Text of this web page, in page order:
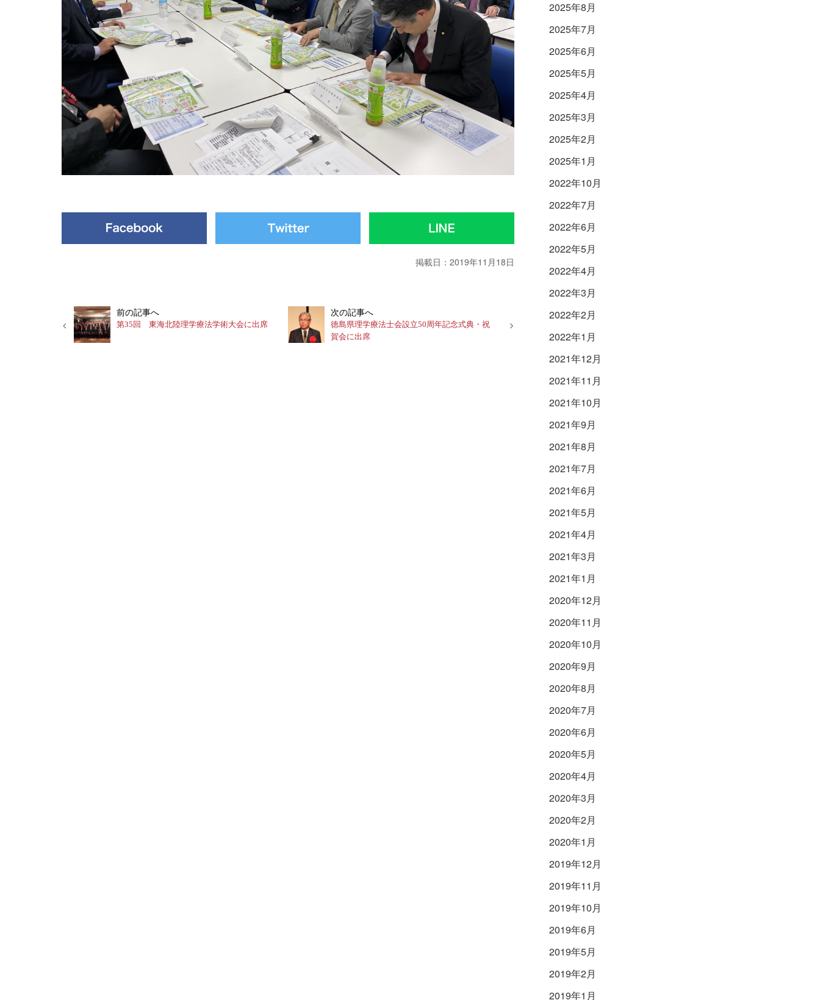
掲載日：2019年11月18日
前の記事へ
第35回 東海北陸理学療法学術大会に出席
次の記事へ
徳島県理学療法士会設立50周年記念式典・祝
賀会に出席
2025年8月
2025年7月
2025年6月
2025年5月
2025年4月
2025年3月
2025年2月
2025年1月
2022年10月
2022年7月
2022年6月
2022年5月
2022年4月
2022年3月
2022年2月
2022年1月
2021年12月
2021年11月
2021年10月
2021年9月
2021年8月
2021年7月
2021年6月
2021年5月
2021年4月
2021年3月
2021年1月
2020年12月
2020年11月
2020年10月
2020年9月
2020年8月
2020年7月
2020年6月
2020年5月
2020年4月
2020年3月
2020年2月
2020年1月
2019年12月
2019年11月
2019年10月
2019年6月
2019年5月
2019年2月
2019年1月